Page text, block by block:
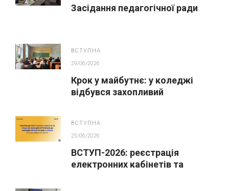
Засідання педагогічної ради
ВСТУПНА
29/06/2026
Крок у майбутнє: у коледжі
відбувся захопливий
ВСТУПНА
25/06/2026
ВСТУП-2026: реєстрація
електронних кабінетів та